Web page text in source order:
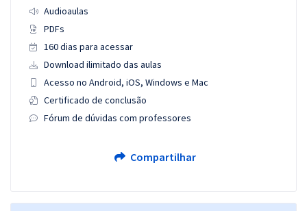
Audioaulas
PDFs
160 dias para acessar
Download ilimitado das aulas
Acesso no Android, iOS, Windows e Mac
Certificado de conclusão
Fórum de dúvidas com professores
Compartilhar